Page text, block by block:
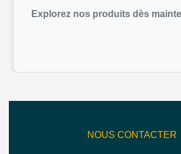
Explorez nos produits dès
NOUS CONTACTER